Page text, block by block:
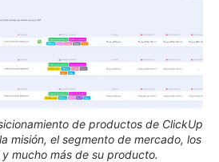
de productos de ClickUp
misión, el segmento de mercado, los
mucho más de su producto.